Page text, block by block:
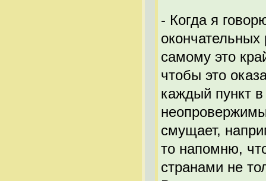
- Когда я
самому это
чтобы это
каждый пункт
смущает,
то напомню,
странами не